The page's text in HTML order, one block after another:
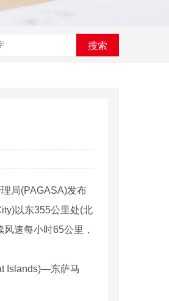
搜索
局(PAGASA)发布
以东355公里处(北
速每小时65公里，
Islands)—东萨马